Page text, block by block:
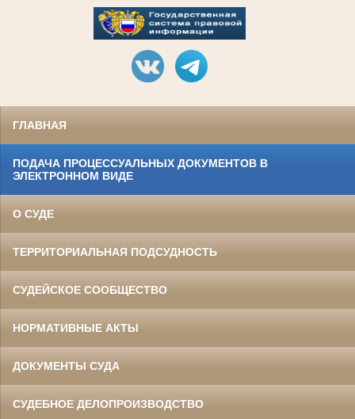
ГЛАВНАЯ
ПОДАЧА ПРОЦЕССУАЛЬНЫХ ДОКУМЕНТОВ В
ЭЛЕКТРОННОМ ВИДЕ
О СУДЕ
ТЕРРИТОРИАЛЬНАЯ ПОДСУДНОСТЬ
СУДЕЙСКОЕ СООБЩЕСТВО
НОРМАТИВНЫЕ АКТЫ
ДОКУМЕНТЫ СУДА
СУДЕБНОЕ ДЕЛОПРОИЗВОДСТВО